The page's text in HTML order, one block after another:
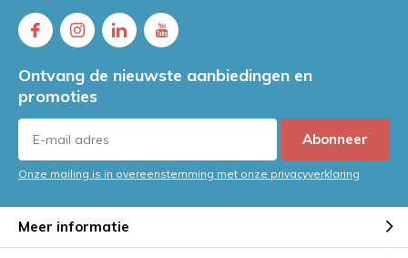
Ontvang de nieuwste aanbiedingen en
promoties
Abonneer
Onze mailing is in overeenstemming met onze privacyverklaring
Meer informatie